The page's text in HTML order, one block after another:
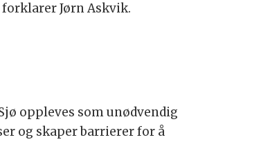
Jørn Askvik.
oppleves som unødvendig
og skaper barrierer for å